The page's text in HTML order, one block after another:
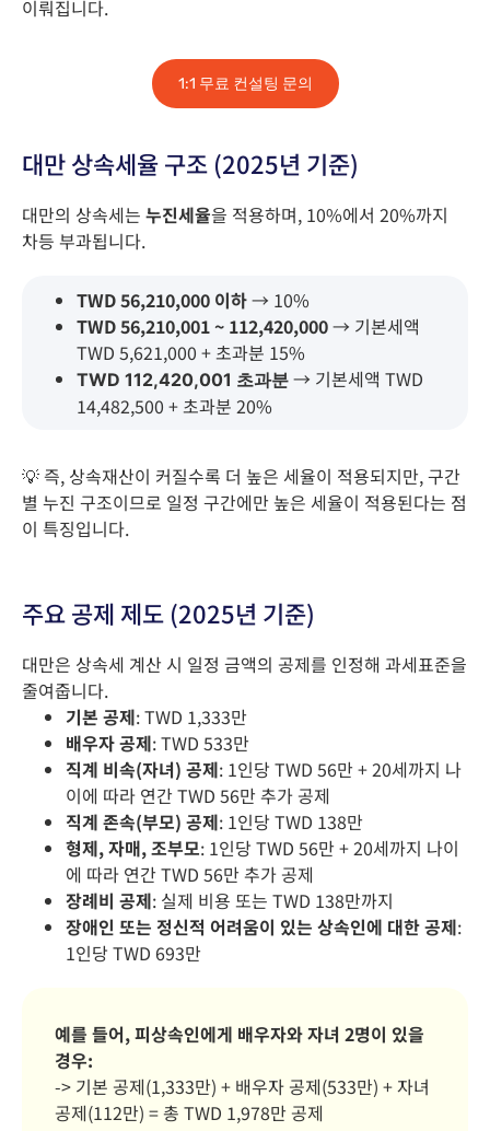
이뤄집니다.
1:1 무료 컨설팅 문의
대만 상속세율 구조 (2025년 기준)
대만의 상속세는 누진세율을 적용하며, 10%에서 20%까지
차등 부과됩니다.
TWD 56,210,000 이하→ 10%
TWD 56,210,001 ~ 112,420,000→ 기본세액
TWD 5,621,000 + 초과분 15%
TWD 112,420,001 초과분 → 기본세액 TWD
14,482,500 + 초과분 20%
💡 즉, 상속재산이 커질수록 더 높은 세율이 적용되지만, 구간
별 누진 구조이므로 일정 구간에만 높은 세율이 적용된다는 점
이 특징입니다.
주요 공제 제도 (2025년 기준)
대만은 상속세 계산 시 일정 금액의 공제를 인정해 과세표준을
줄여줍니다.
기본 공제: TWD 1,333만
배우자 공제: TWD 533만
직계 비속(자녀) 공제: 1인당 TWD 56만 + 20세까지 나
이에 따라 연간 TWD 56만 추가 공제
직계 존속(부모) 공제: 1인당 TWD 138만
형제, 자매, 조부모: 1인당 TWD 56만 + 20세까지 나이
에 따라 연간 TWD 56만 추가 공제
장례비 공제: 실제 비용 또는 TWD 138만까지
장애인 또는 정신적 어려움이 있는 상속인에 대한 공제:
1인당 TWD 693만
예를 들어, 피상속인에게 배우자와 자녀 2명이 있을
경우:
-> 기본 공제(1,333만) + 배우자 공제(533만) + 자녀
공제(112만) = 총 TWD 1,978만 공제